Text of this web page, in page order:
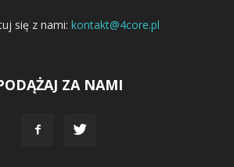
się z nami: kontakt@4core.pl
ZA NAMI